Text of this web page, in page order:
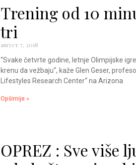
Trening od 10
tri
август 7, 2018
“Svake četvrte godine, letnje Olimpijske
krenu da vežbaju“, kaže Glen Geser,
Lifestyles Research Center“ na Arizona
Opširnije »
OPREZ : Sve više